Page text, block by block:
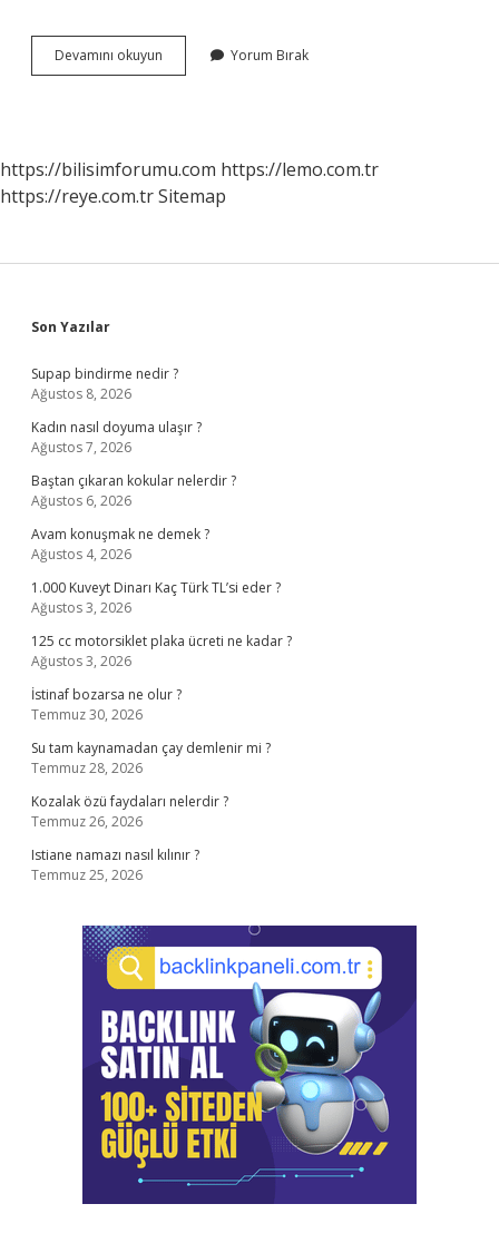
Devamını okuyun
Komisyon
Yorum Bırak
https://bilisimforumu.com https://lemo.com.tr
https://reye.com.trSitemap
Sidebar
Son Yazılar
Supap bindirme nedir ?
Ağustos 8, 2026
Kadın nasıl doyuma ulaşır ?
Ağustos 7, 2026
Baştan çıkaran kokular nelerdir ?
Ağustos 6, 2026
Avam konuşmak ne demek ?
Ağustos 4, 2026
1.000 Kuveyt Dinarı Kaç Türk TL’si eder ?
Ağustos 3, 2026
125 cc motorsiklet plaka ücreti ne kadar ?
Ağustos 3, 2026
İstinaf bozarsa ne olur ?
Temmuz 30, 2026
Su tam kaynamadan çay demlenir mi ?
Temmuz 28, 2026
Kozalak özü faydaları nelerdir ?
Temmuz 26, 2026
Istiane namazı nasıl kılınır ?
Temmuz 25, 2026